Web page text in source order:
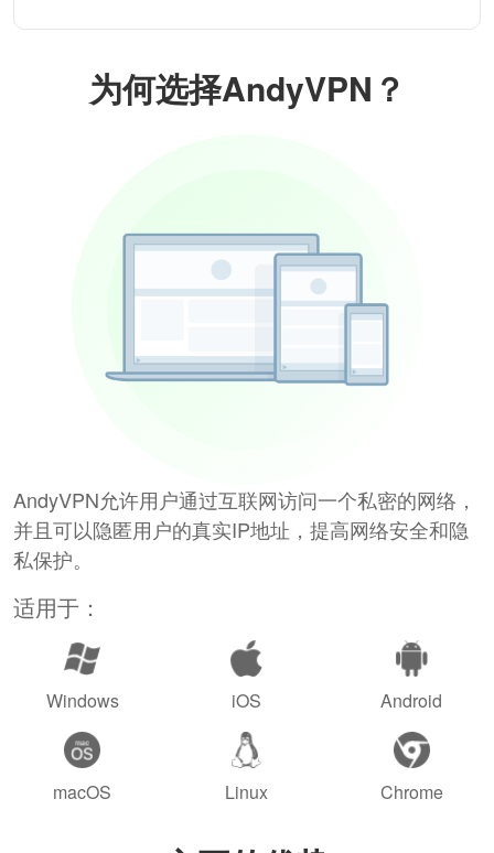
为何选择AndyVPN？
AndyVPN允许用户通过互联网访问一个私密的网络，
并且可以隐匿用户的真实IP地址，提高网络安全和隐
私保护。
适用于：
Windows iOS Android
macOS Linux Chrome